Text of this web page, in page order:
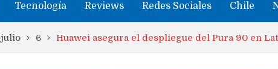
Tecnología Reviews Redes Sociales Chile
julio 6 Huawei asegura el despliegue del Pura 90 en